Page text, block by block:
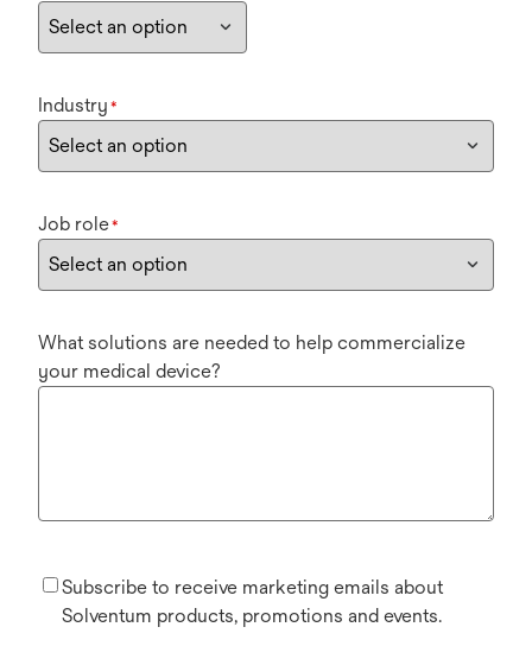
Industry *
Job role*
What solutions are needed to help commercialize
your medical device?
Subscribe to receive marketing emails about
Solventum products, promotions and events.